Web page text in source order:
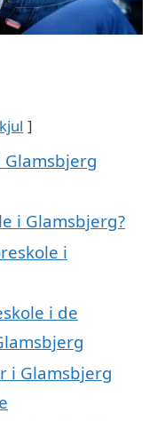
i Glamsbjerg?
i
i de
i Glamsbjerg